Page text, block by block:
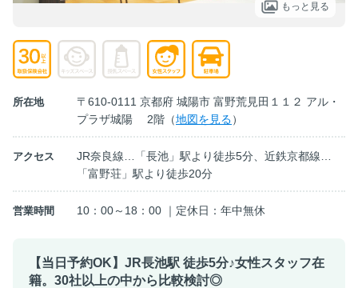
もっと見る
所在地
〒610-0111 京都府 城陽市 富野荒見田１１２ アル・
プラザ城陽 2階（地図を見る）
アクセス
JR奈良線…「長池」駅より徒歩5分、近鉄京都線…
「富野荘」駅より徒歩20分
営業時間 10：00～18：00 ｜定休日：年中無休
【当日予約OK】JR長池駅 徒歩5分♪女性スタッフ在
籍。30社以上の中から比較検討◎